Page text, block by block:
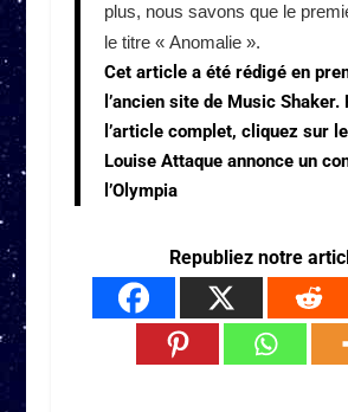
plus, nous savons que le
le titre « Anomalie ».
Cet article a été rédigé en
l’ancien site de Music
l’article complet, cliquez sur
Louise Attaque annonce un
l’Olympia
Republiez notre